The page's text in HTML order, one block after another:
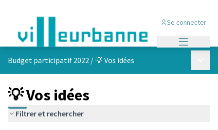
Se connecter
Budget participatif 2022 /💡 Vos idées
💡 Vos idées
Filtrer et rechercher